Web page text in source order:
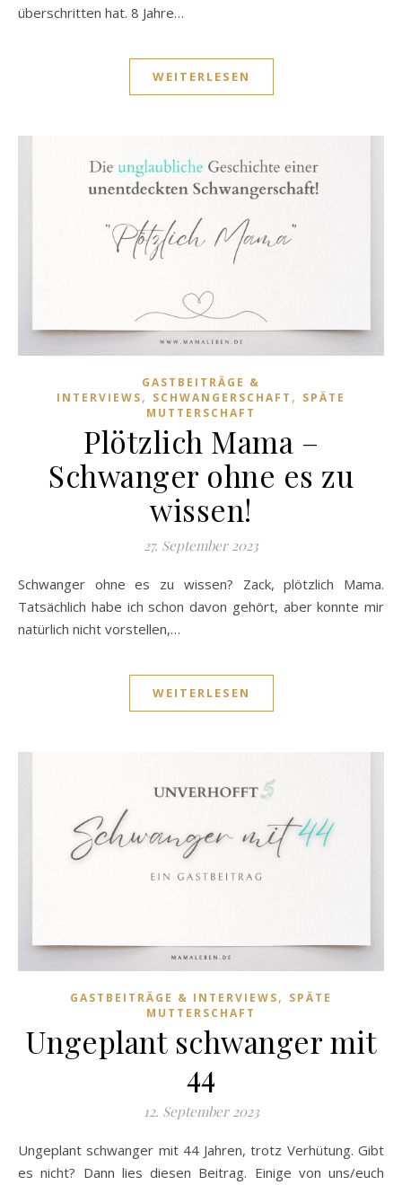
überschritten hat. 8 Jahre…
WEITERLESEN
GASTBEITRÄGE &
INTERVIEWS, SCHWANGERSCHAFT , SPÄTE
MUTTERSCHAFT
Plötzlich Mama –
Schwanger ohne es zu
wissen!
27. September 2023
Schwanger ohne es zu wissen? Zack, plötzlich Mama.
Tatsächlich habe ich schon davon gehört, aber konnte mir
natürlich nicht vorstellen,…
WEITERLESEN
GASTBEITRÄGE & INTERVIEWS, SPÄTE
MUTTERSCHAFT
Ungeplant schwanger mit
44
12. September 2023
Ungeplant schwanger mit 44 Jahren, trotz Verhütung. Gibt
es nicht? Dann lies diesen Beitrag. Einige von uns/euch